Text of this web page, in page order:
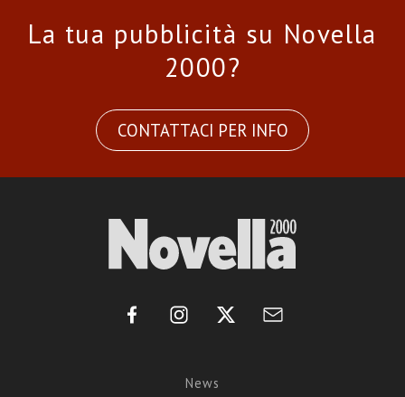
La tua pubblicità su Novella
2000?
CONTATTACI PER INFO
News